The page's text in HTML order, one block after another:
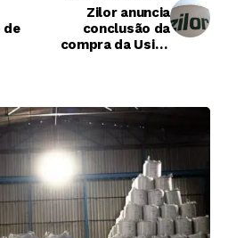
de
Zilor anuncia
conclusão da
compra da Usina